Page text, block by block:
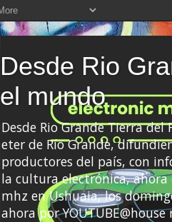
Desde Rio
el mundo
Desde Rio Grande Tierra
eter de Río Grande,
productores del país, con
la cultura electrónica, ahora
mhz en Ushuaia, los
ahora por